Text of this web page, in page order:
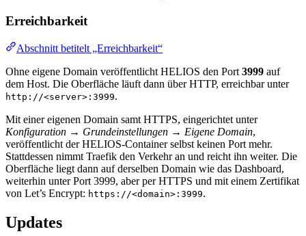
Erreichbarkeit
Abschnitt betitelt „Erreichbarkeit“
Ohne eigene Domain veröffentlicht HELIOS den Port 3999 auf
dem Host. Die Oberfläche läuft dann über HTTP, erreichbar unter
http://<server>:3999.
Mit einer eigenen Domain samt HTTPS, eingerichtet unter
Konfiguration → Grundeinstellungen → Eigene Domain,
veröffentlicht der HELIOS-Container selbst keinen Port mehr.
Stattdessen nimmt Traefik den Verkehr an und reicht ihn weiter. Die
Oberfläche liegt dann auf derselben Domain wie das Dashboard,
weiterhin unter Port 3999, aber per HTTPS und mit einem Zertifikat
von Let’s Encrypt: https://<domain>:3999.
Updates